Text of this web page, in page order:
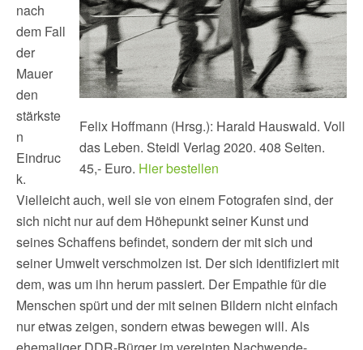
Felix Hoffmann (Hrsg.): Harald Hauswald. Voll
das Leben. Steidl Verlag 2020. 408 Seiten.
45,- Euro. Hier bestellen
nach
dem Fall
der
Mauer
den
stärkste
n
Eindruc
k.
Vielleicht auch, weil sie von einem Fotografen sind, der
sich nicht nur auf dem Höhepunkt seiner Kunst und
seines Schaffens befindet, sondern der mit sich und
seiner Umwelt verschmolzen ist. Der sich identifiziert mit
dem, was um ihn herum passiert. Der Empathie für die
Menschen spürt und der mit seinen Bildern nicht einfach
nur etwas zeigen, sondern etwas bewegen will. Als